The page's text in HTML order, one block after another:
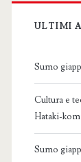
ULTIMI
Sumo
Cultura e
Hataki-
Sumo